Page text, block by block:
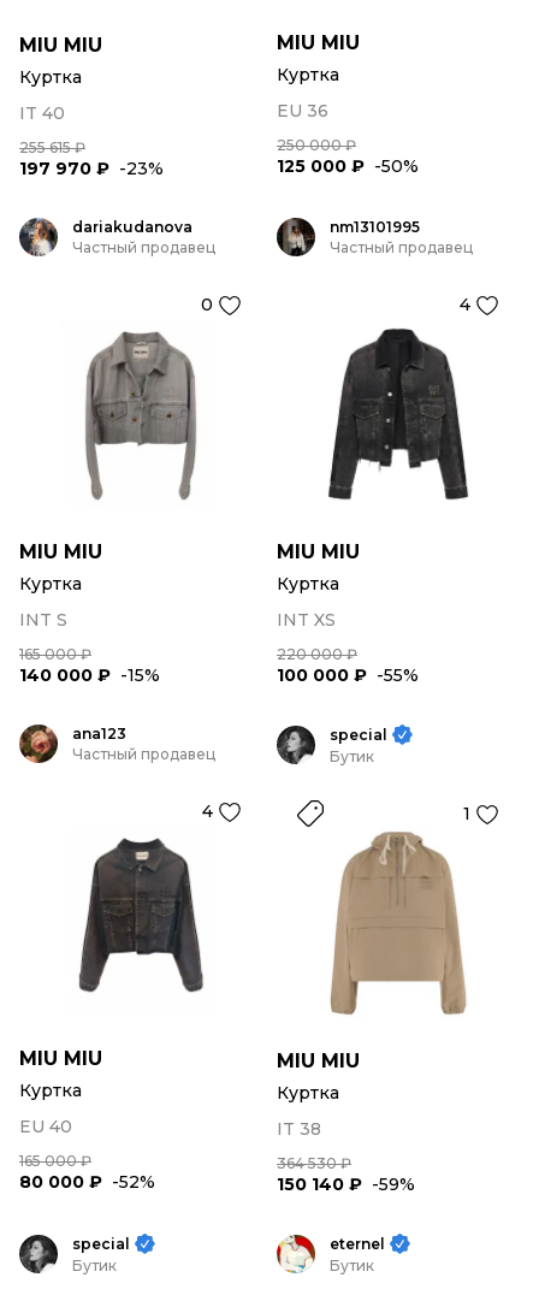
MIU MIU
Куртка
IT 40
255 615 ₽
197 970 ₽ -23%
MIU MIU
Куртка
EU 36
250 000 ₽
125 000 ₽ -50%
dariakudanova
Частный продавец
0
MIU MIU
Куртка
INT S
165 000 ₽
140 000 ₽ -15%
nm13101995
Частный продавец
4
MIU MIU
Куртка
INT XS
220 000 ₽
100 000 ₽ -55%
ana123
Частный продавец
4
MIU MIU
Куртка
EU 40
165 000 ₽
80 000 ₽ -52%
special
Бутик
1
MIU MIU
Куртка
IT 38
364 530 ₽
150 140 ₽ -59%
special
Бутик
eternel
Бутик